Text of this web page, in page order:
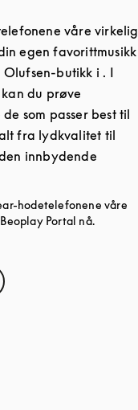
våre virkelig
egen favorittmusikk
butikk i . I
du prøve
som passer best til
fra lydkvalitet til
innbydende
hodetelefonene våre
Portal nå.
New Tab